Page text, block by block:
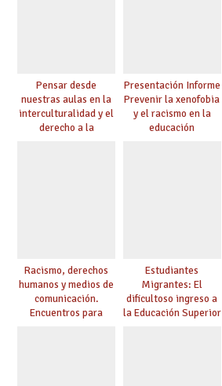
Pensar desde
nuestras aulas en la
interculturalidad y el
derecho a la
Presentación Informe
Prevenir la xenofobia
y el racismo en la
educación
Racismo, derechos
humanos y medios de
comunicación.
Encuentros para
Estudiantes
Migrantes: El
dificultoso ingreso a
la Educación Superior